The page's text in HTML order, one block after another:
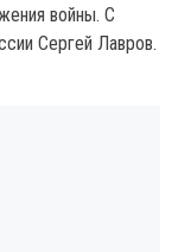
войны. С
Сергей Лавров.